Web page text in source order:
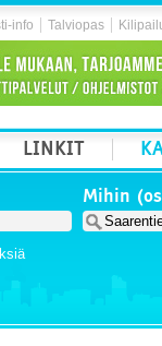
info Talviopas
LINKIT
Mihin